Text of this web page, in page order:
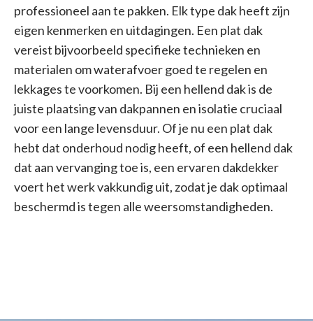
professioneel aan te pakken. Elk type dak heeft zijn
eigen kenmerken en uitdagingen. Een plat dak
vereist bijvoorbeeld specifieke technieken en
materialen om waterafvoer goed te regelen en
lekkages te voorkomen. Bij een hellend dak is de
juiste plaatsing van dakpannen en isolatie cruciaal
voor een lange levensduur. Of je nu een plat dak
hebt dat onderhoud nodig heeft, of een hellend dak
dat aan vervanging toe is, een ervaren dakdekker
voert het werk vakkundig uit, zodat je dak optimaal
beschermd is tegen alle weersomstandigheden.